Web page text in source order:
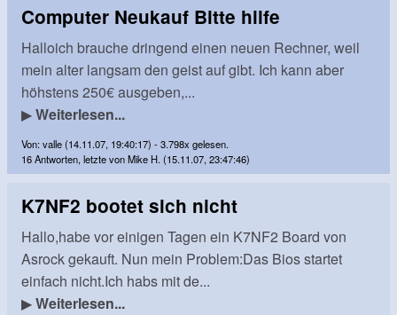
Computer Neukauf Bitte hilfe
Halloich brauche dringend einen neuen Rechner, weil
mein alter langsam den geist auf gibt. Ich kann aber
höhstens 250€ ausgeben,...
▶Weiterlesen...
Von: valle (14.11.07, 19:40:17) - 3.798x gelesen.
16 Antworten, letzte von Mike H. (15.11.07, 23:47:46)
K7NF2 bootet sich nicht
Hallo,habe vor einigen Tagen ein K7NF2 Board von
Asrock gekauft. Nun mein Problem:Das Bios startet
einfach nicht.Ich habs mit de...
▶Weiterlesen...